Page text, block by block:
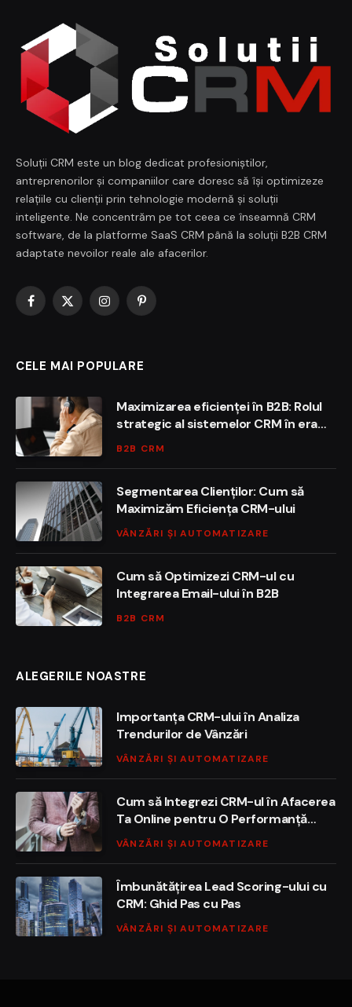
Soluții CRM este un blog dedicat profesioniștilor,
antreprenorilor și companiilor care doresc să își optimizeze
relațiile cu clienții prin tehnologie modernă și soluții
inteligente. Ne concentrăm pe tot ceea ce înseamnă CRM
software, de la platforme SaaS CRM până la soluții B2B CRM
adaptate nevoilor reale ale afacerilor.
Facebook
X
InstagramPinterest
CELE MAI POPULARE
Maximizarea eficienței în B2B: Rolul
strategic al sistemelor CRM în era
B2B CRM
Segmentarea Clienților: Cum să
Maximizăm Eficiența CRM-ului
VÂNZĂRI ȘI AUTOMATIZARE
Cum să Optimizezi CRM-ul cu
Integrarea Email-ului în B2B
B2B CRM
ALEGERILE NOASTRE
Importanța CRM-ului în Analiza
Trendurilor de Vânzări
VÂNZĂRI ȘI AUTOMATIZARE
Cum să Integrezi CRM-ul în Afacerea
Ta Online pentru O Performanță
Maximă
VÂNZĂRI ȘI AUTOMATIZARE
Îmbunătățirea Lead Scoring-ului cu
CRM: Ghid Pas cu Pas
VÂNZĂRI ȘI AUTOMATIZARE